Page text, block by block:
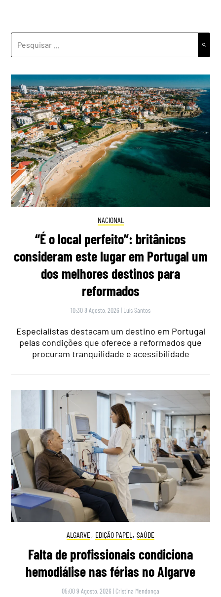
POR:
NACIONAL
“É o local perfeito”: britânicos
consideram este lugar em Portugal um
dos melhores destinos para
reformados
10:30 8 Agosto, 2026 | Luís Santos
Especialistas destacam um destino em Portugal
pelas condições que oferece a reformados que
procuram tranquilidade e acessibilidade
ALGARVE, EDIÇÃO PAPEL , SAÚDE
Falta de profissionais condiciona
hemodiálise nas férias no Algarve
05:00 9 Agosto, 2026 | Cristina Mendonça